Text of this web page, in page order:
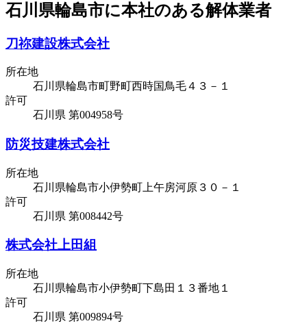
石川県輪島市に本社のある解体業者
刀祢建設株式会社
所在地
石川県輪島市町野町西時国鳥毛４３－１
許可
石川県 第004958号
防災技建株式会社
所在地
石川県輪島市小伊勢町上午房河原３０－１
許可
石川県 第008442号
株式会社上田組
所在地
石川県輪島市小伊勢町下島田１３番地１
許可
石川県 第009894号